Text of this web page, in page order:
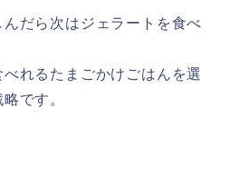
だら次はジェラートを食べ
べれるたまごかけごはんを選
です。